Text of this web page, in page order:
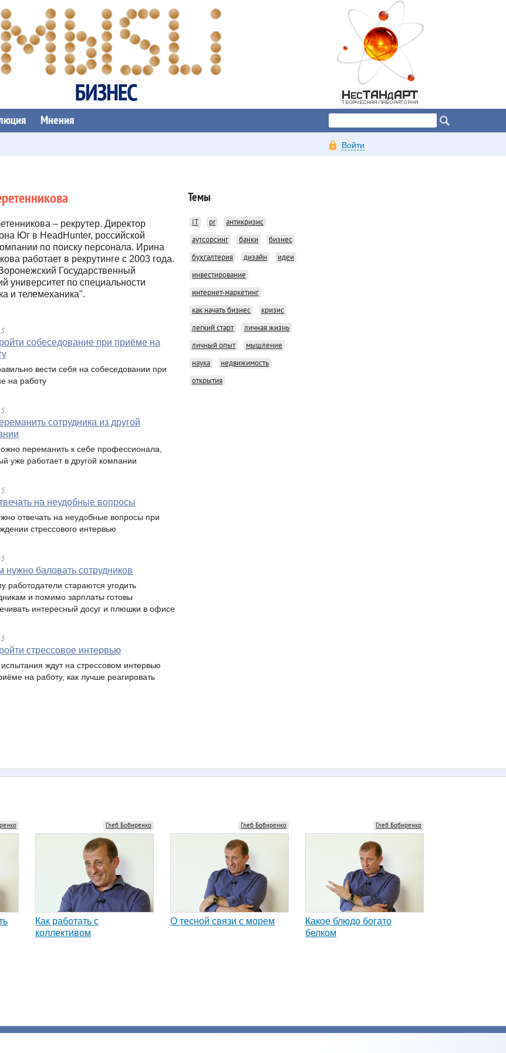
Мнения
Войти
– рекрутер. Директор
Юг в HeadHunter, российской
по поиску персонала. Ирина
работает в рекрутинге с 2003 года.
Государственный
университет по специальности
и телемеханика".
собеседование при приёме на
вести себя на собеседовании при
на работу
сотрудника из другой
переманить к себе профессионала,
уже работает в другой компании
на неудобные вопросы
отвечать на неудобные вопросы при
стрессового интервью
нужно баловать сотрудников
работодатели стараются угодить
и помимо зарплаты готовы
интересный досуг и плюшки в офисе
стрессовое интервью
испытания ждут на стрессовом интервью
на работу, как лучше реагировать
Темы
IT pr антикризис
аутсорсинг банки бизнес
бухгалтерия дизайн идеи
инвестирование
интернет-маркетинг
как начать бизнес кризис
легкий старт личная жизнь
личный опыт мышление
наука недвижимость
открытия
Глеб Бобиренко
Как работать с
коллективом
Глеб Бобиренко
О тесной связи с морем
Глеб Бобиренко
Какое блюдо богато
белком